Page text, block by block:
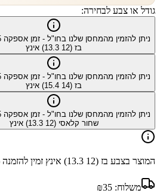
גודל או צבע לבחירה:
ניתן להזמין מהמחסן שלנו בחו"ל - זמן אספקה
בז (12 13.3) אינץ
ניתן להזמין מהמחסן שלנו בחו"ל - זמן אספקה
בז (14 15.4) אינץ
ניתן להזמין מהמחסן שלנו בחו"ל - זמן אספקה
שחור קלאסי (12 13.3) אינץ
המוצר בצבע בז (12 13.3) אינץ זמין
משלוח: ₪35